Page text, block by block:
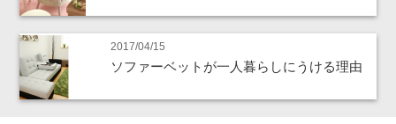
2017/04/15
ソファーベットが一人暮らしにうける理由